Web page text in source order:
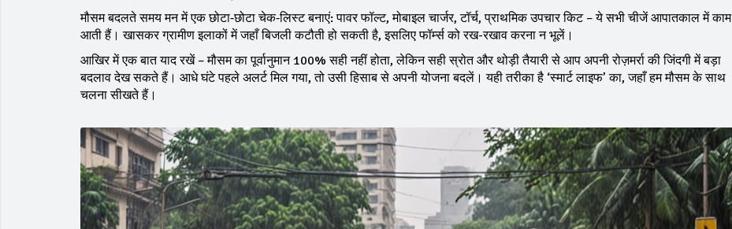
मौसम बदलते समय मन में एक छोटा‑छोटा चेक‑लिस्ट बनाएं: पावर फॉल्ट, मोबाइल चार्जर, टॉर्च, प्राथमिक उपचार किट – ये सभी चीजें आपातकाल में काम
आती हैं। खासकर ग्रामीण इलाकों में जहाँ बिजली कटौती हो सकती है, इसलिए फॉर्म्स को रख-रखाव करना न भूलें।
आखिर में एक बात याद रखें – मौसम का पूर्वानुमान 100% सही नहीं होता, लेकिन सही स्रोत और थोड़ी तैयारी से आप अपनी रोज़मर्रा की जिंदगी में बड़ा
बदलाव देख सकते हैं। आधे घंटे पहले अलर्ट मिल गया, तो उसी हिसाब से अपनी योजना बदलें। यही तरीका है ‘स्मार्ट लाइफ’ का, जहाँ हम मौसम के साथ
चलना सीखते हैं।